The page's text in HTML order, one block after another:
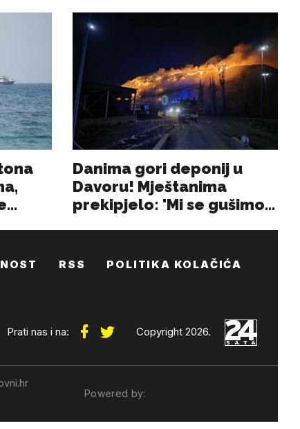
RSS POLITIKA KOLAČIĆA
Prati nas i na: Copyright 2026.
Powered by: